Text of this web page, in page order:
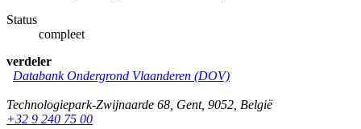
Status
compleet
verdeler
Databank Ondergrond Vlaanderen (DOV)
Technologiepark-Zwijnaarde 68 Gent, 9052 België
+32 9 240 75 00